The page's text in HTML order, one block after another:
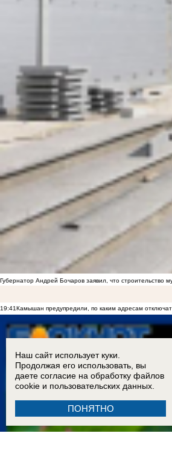
Губернатор Андрей Бочаров заявил, что строительство
19:41Камышан предупредили, по каким адресам отключат
Наш сайт использует куки.
Продолжая его использовать, вы
даете согласие на обработку файлов
cookie и пользовательских данных.
ПОНЯТНО